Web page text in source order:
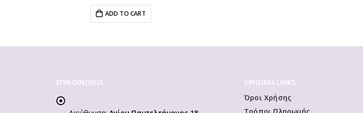
ADD TO CART
ΕΠΙΚΟΙΝΩΝΊΑ
ΧΡΗΣΙΜΑ LINKS
Όροι Χρήσης